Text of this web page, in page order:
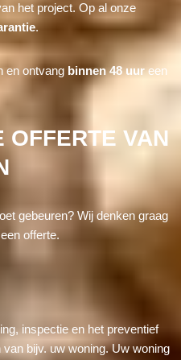
het project. Op al onze
.
en ontvang binnen 48 uureen
VAN
gebeuren? Wij denken graag
offerte.
inspectie en het preventief
bijv. uw woning. Uw woning